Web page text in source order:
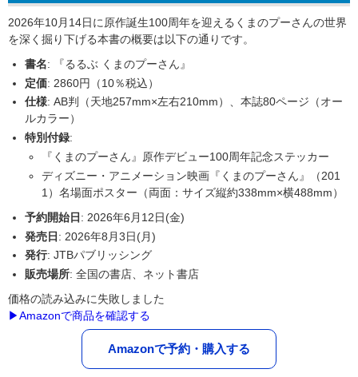
2026年10月14日に原作誕生100周年を迎えるくまのプーさんの世界
を深く掘り下げる本書の概要は以下の通りです。
書名: 『るるぶ くまのプーさん』
定価: 2860円（10％税込）
仕様: AB判（天地257mm×左右210mm）、本誌80ページ（オー
ルカラー）
特別付録:
『くまのプーさん』原作デビュー100周年記念ステッカー
ディズニー・アニメーション映画『くまのプーさん』（201
1）名場面ポスター（両面：サイズ縦約338mm×横488mm）
予約開始日 : 2026年6月12日(金)
発売日: 2026年8月3日(月)
発行: JTBパブリッシング
販売場所: 全国の書店、ネット書店
価格の読み込みに失敗しました
▶Amazonで商品を確認する
Amazonで予約・購入する